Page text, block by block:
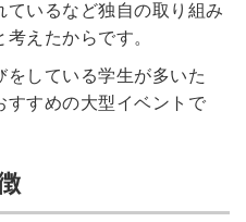
ているなど独自の取り組み
えたからです。
をしている学生が多いた
すすめの大型イベントで